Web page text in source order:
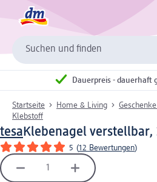
Suchen und finden
Dauerpreis - dauerhaft
Startseite Home & Living
Klebstoff
tesa Klebenagel verstellbar,
5 (12 Bewertungen)